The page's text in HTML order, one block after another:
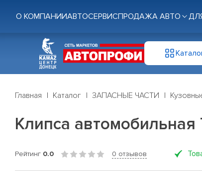
О КОМПАНИИАВТОСЕРВИСПРОДАЖА АВТО
Главная Каталог ЗАПАСНЫЕ ЧАСТИ
Клипса автомобильная
Рейтинг 0.0 0 отзывов